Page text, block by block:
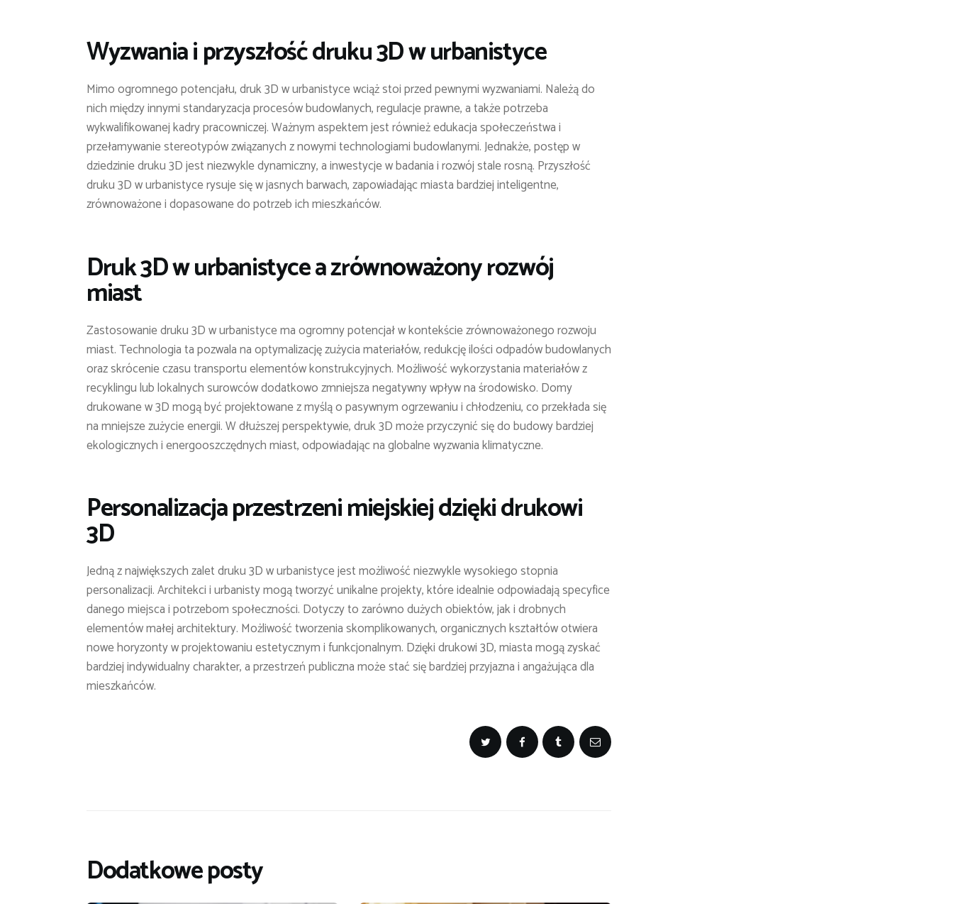
Wyzwania i przyszłość druku 3D w urbanistyce
Mimo ogromnego potencjału, druk 3D w urbanistyce wciąż stoi przed pewnymi wyzwaniami. Należą do
nich między innymi standaryzacja procesów budowlanych, regulacje prawne, a także potrzeba
wykwalifikowanej kadry pracowniczej. Ważnym aspektem jest również edukacja społeczeństwa i
przełamywanie stereotypów związanych z nowymi technologiami budowlanymi. Jednakże, postęp w
dziedzinie druku 3D jest niezwykle dynamiczny, a inwestycje w badania i rozwój stale rosną. Przyszłość
druku 3D w urbanistyce rysuje się w jasnych barwach, zapowiadając miasta bardziej inteligentne,
zrównoważone i dopasowane do potrzeb ich mieszkańców.
Druk 3D w urbanistyce a zrównoważony rozwój
miast
Zastosowanie druku 3D w urbanistyce ma ogromny potencjał w kontekście zrównoważonego rozwoju
miast. Technologia ta pozwala na optymalizację zużycia materiałów, redukcję ilości odpadów budowlanych
oraz skrócenie czasu transportu elementów konstrukcyjnych. Możliwość wykorzystania materiałów z
recyklingu lub lokalnych surowców dodatkowo zmniejsza negatywny wpływ na środowisko. Domy
drukowane w 3D mogą być projektowane z myślą o pasywnym ogrzewaniu i chłodzeniu, co przekłada się
na mniejsze zużycie energii. W dłuższej perspektywie, druk 3D może przyczynić się do budowy bardziej
ekologicznych i energooszczędnych miast, odpowiadając na globalne wyzwania klimatyczne.
Personalizacja przestrzeni miejskiej dzięki drukowi
3D
Jedną z największych zalet druku 3D w urbanistyce jest możliwość niezwykle wysokiego stopnia
personalizacji. Architekci i urbanisty mogą tworzyć unikalne projekty, które idealnie odpowiadają specyfice
danego miejsca i potrzebom społeczności. Dotyczy to zarówno dużych obiektów, jak i drobnych
elementów małej architektury. Możliwość tworzenia skomplikowanych, organicznych kształtów otwiera
nowe horyzonty w projektowaniu estetycznym i funkcjonalnym. Dzięki drukowi 3D, miasta mogą zyskać
bardziej indywidualny charakter, a przestrzeń publiczna może stać się bardziej przyjazna i angażująca dla
mieszkańców.
Dodatkowe posty